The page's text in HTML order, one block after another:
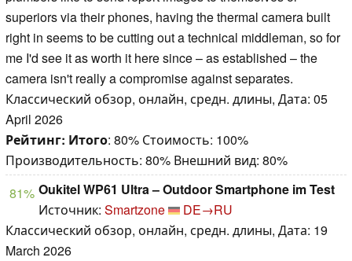
superiors via their phones, having the thermal camera built
right in seems to be cutting out a technical middleman, so for
me I'd see it as worth it here since – as established – the
camera isn't really a compromise against separates.
Классический обзор, онлайн, средн. длины, Дата: 05
April 2026
Рейтинг: Итого: 80% Стоимость: 100%
Производительность: 80% Внешний вид: 80%
81% Oukitel WP61 Ultra – Outdoor Smartphone im Test
Источник: Smartzone
DE→RU
Классический обзор, онлайн, средн. длины, Дата: 19
March 2026